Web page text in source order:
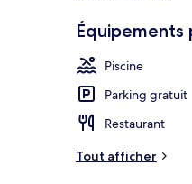
Équipements
Piscine
Parking gratuit
Restaurant
Tout afficher